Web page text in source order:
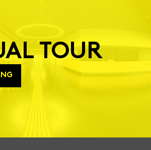
TOUR